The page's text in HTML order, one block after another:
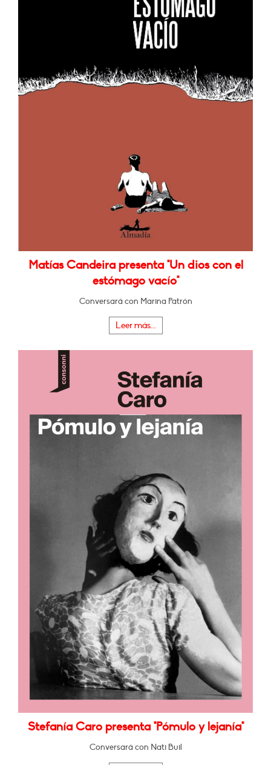
Matías Candeira presenta "Un dios con el
estómago vacío"
Conversará con Marina Patrón
Leer más...
Stefanía Caro presenta "Pómulo y lejanía"
Conversará con Nati Buil